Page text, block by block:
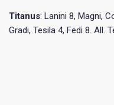
Titanus: Lanini 8, Magni,
Gradi, Tesila 4, Fedi 8. All.